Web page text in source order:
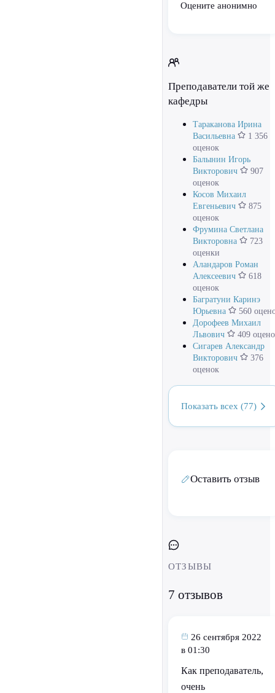
Оцените анонимно
Преподаватели той же
кафедры
Тараканова Ирина
Васильевна
1 356
оценок
Балынин Игорь
Викторович
907
оценок
Косов Михаил
Евгеньевич
875
оценок
Фрумина Светлана
Викторовна
723
оценки
Аландаров Роман
Алексеевич
618
оценок
Багратуни Каринэ
Юрьевна
560
Дорофеев Михаил
Львович
409
Сигарев Александр
Викторович
376
оценок
Показать всех (77)
Оставить отзыв
ОТЗЫВЫ
7 отзывов
26 сентября 2022
в 01:30
Как преподаватель,
очень